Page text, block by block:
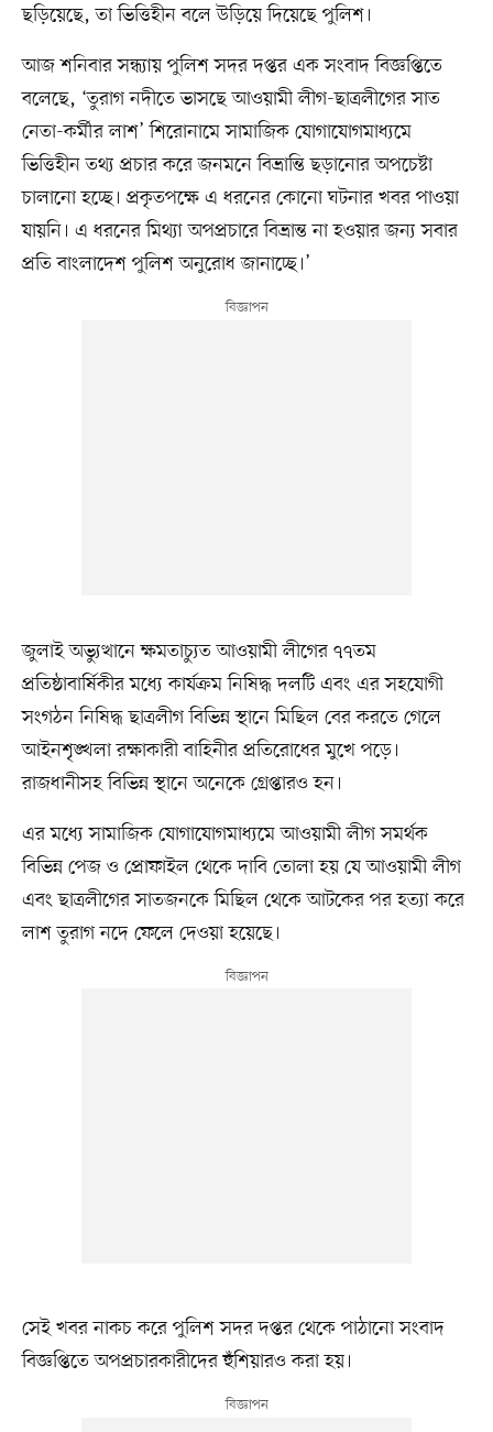
ছড়িয়েছে, তা ভিত্তিহীন বলে উড়িয়ে দিয়েছে পুলিশ।
আজ শনিবার সন্ধ্যায় পুলিশ সদর দপ্তর এক সংবাদ বিজ্ঞপ্তিতে
বলেছে, ‘তুরাগ নদীতে ভাসছে আওয়ামী লীগ-ছাত্রলীগের সাত
নেতা-কর্মীর লাশ’ শিরোনামে সামাজিক যোগাযোগমাধ্যমে
ভিত্তিহীন তথ্য প্রচার করে জনমনে বিভ্রান্তি ছড়ানোর অপচেষ্টা
চালানো হচ্ছে। প্রকৃতপক্ষে এ ধরনের কোনো ঘটনার খবর পাওয়া
যায়নি। এ ধরনের মিথ্যা অপপ্রচারে বিভ্রান্ত না হওয়ার জন্য সবার
প্রতি বাংলাদেশ পুলিশ অনুরোধ জানাচ্ছে।’
জুলাই অভ্যুত্থানে ক্ষমতাচ্যুত আওয়ামী লীগের ৭৭তম
প্রতিষ্ঠাবার্ষিকীর মধ্যে কার্যক্রম নিষিদ্ধ দলটি এবং এর সহযোগী
সংগঠন নিষিদ্ধ ছাত্রলীগ বিভিন্ন স্থানে মিছিল বের করতে গেলে
আইনশৃঙ্খলা রক্ষাকারী বাহিনীর প্রতিরোধের মুখে পড়ে।
রাজধানীসহ বিভিন্ন স্থানে অনেকে গ্রেপ্তারও হন।
এর মধ্যে সামাজিক যোগাযোগমাধ্যমে আওয়ামী লীগ সমর্থক
বিভিন্ন পেজ ও প্রোফাইল থেকে দাবি তোলা হয় যে আওয়ামী লীগ
এবং ছাত্রলীগের সাতজনকে মিছিল থেকে আটকের পর হত্যা করে
লাশ তুরাগ নদে ফেলে দেওয়া হয়েছে।
সেই খবর নাকচ করে পুলিশ সদর দপ্তর থেকে পাঠানো সংবাদ
বিজ্ঞপ্তিতে অপপ্রচারকারীদের হুঁশিয়ারও করা হয়।